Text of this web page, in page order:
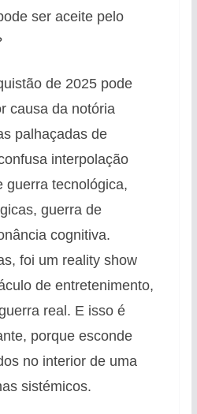
ser aceite pelo
de 2025 pode
causa da notória
palhaçadas de
interpolação
guerra tecnológica,
guerra de
cognitiva.
foi um reality show
de entretenimento,
real. E isso é
porque esconde
no interior de uma
sistémicos.